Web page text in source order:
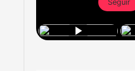
Seguir